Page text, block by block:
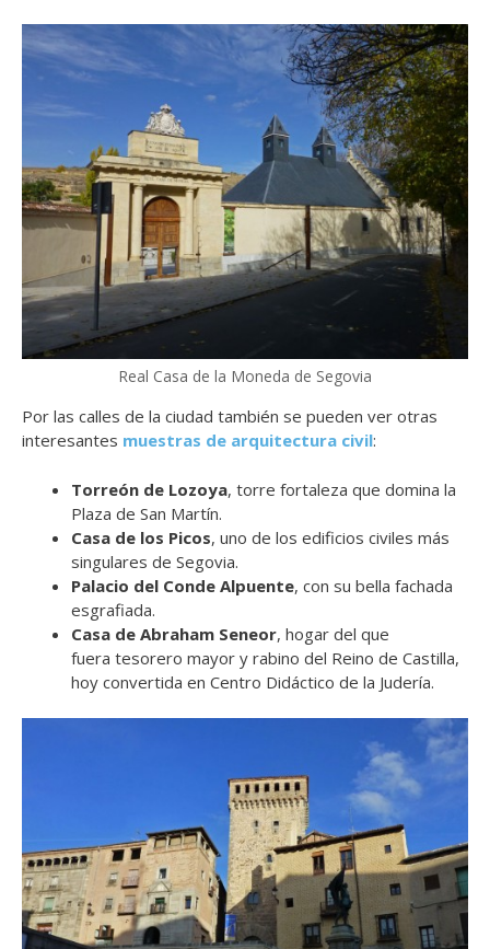
Real Casa de la Moneda de Segovia
Por las calles de la ciudad también se pueden ver otras
interesantes muestras de arquitectura civil:
Torreón de Lozoya, torre fortaleza que domina la
Plaza de San Martín.
Casa de los Picos, uno de los edificios civiles más
singulares de Segovia.
Palacio del Conde Alpuente, con su bella fachada
esgrafiada.
Casa de Abraham Seneor, hogar del que
fuera tesorero mayor y rabino del Reino de Castilla,
hoy convertida en Centro Didáctico de la Judería.